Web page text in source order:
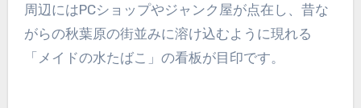
周辺にはPCショップやジャンク屋が点在し、昔な
がらの秋葉原の街並みに溶け込むように現れる
「メイドの水たばこ」の看板が目印です。